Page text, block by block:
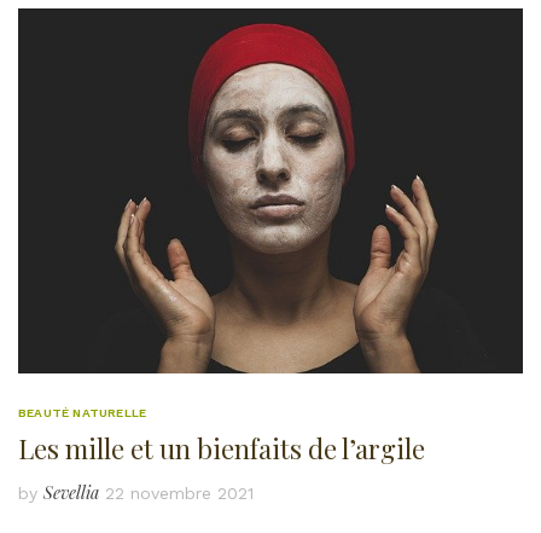
BEAUTÉ NATURELLE
Les mille et un bienfaits de l’argile
by Sevellia 22 novembre 2021